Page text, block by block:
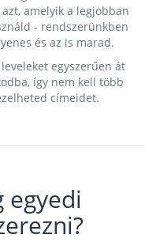
amelyik a legjobban
- rendszerünkben
és az is marad.
egyszerűen át
így nem kell több
címeidet.
egyedi